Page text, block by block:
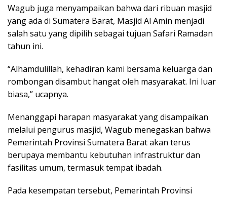
Wagub juga menyampaikan bahwa dari ribuan masjid
yang ada di Sumatera Barat, Masjid Al Amin menjadi
salah satu yang dipilih sebagai tujuan Safari Ramadan
tahun ini.
“Alhamdulillah, kehadiran kami bersama keluarga dan
rombongan disambut hangat oleh masyarakat. Ini luar
biasa,” ucapnya.
Menanggapi harapan masyarakat yang disampaikan
melalui pengurus masjid, Wagub menegaskan bahwa
Pemerintah Provinsi Sumatera Barat akan terus
berupaya membantu kebutuhan infrastruktur dan
fasilitas umum, termasuk tempat ibadah.
Pada kesempatan tersebut, Pemerintah Provinsi